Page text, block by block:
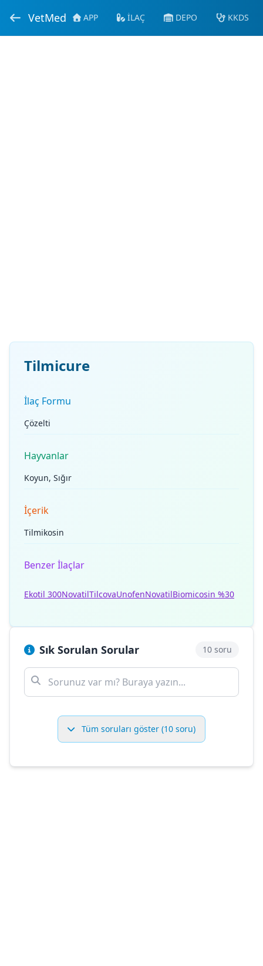
VetMed APP İLAÇ DEPO KKDS
Tilmicure
İlaç Formu
Çözelti
Hayvanlar
Koyun, Sığır
İçerik
Tilmikosin
Benzer İlaçlar
Ekotil 300NovatilTilcovaUnofenNovatilBiomicosin %30
Sık Sorulan Sorular 10 soru
Tüm soruları göster (10 soru)